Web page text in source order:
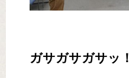
ガサガサガサッ！